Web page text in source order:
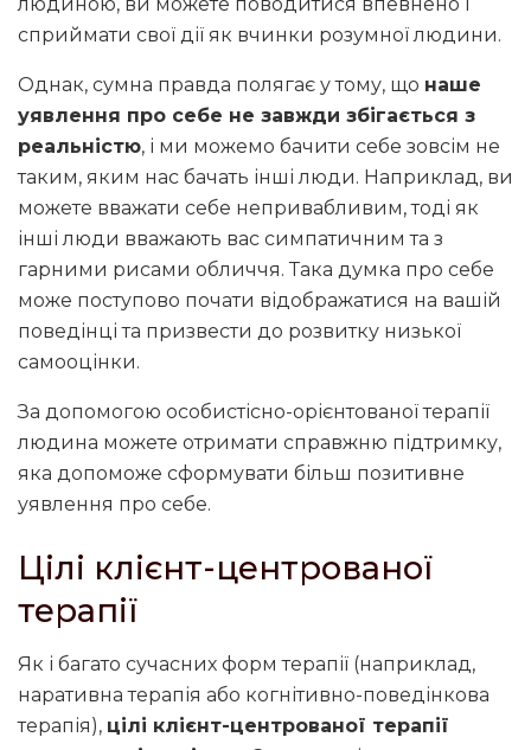
людиною, ви можете поводитися впевнено і
сприймати свої дії як вчинки розумної людини.
Однак, сумна правда полягає у тому, що наше
уявлення про себе не завжди збігається з
реальністю, і ми можемо бачити себе зовсім не
таким, яким нас бачать інші люди. Наприклад, ви
можете вважати себе непривабливим, тоді як
інші люди вважають вас симпатичним та з
гарними рисами обличчя. Така думка про себе
може поступово почати відображатися на вашій
поведінці та призвести до розвитку низької
самооцінки.
За допомогою особистісно-орієнтованої терапії
людина можете отримати справжню підтримку,
яка допоможе сформувати більш позитивне
уявлення про себе.
Цілі клієнт-центрованої
терапії
Як і багато сучасних форм терапії (наприклад,
наративна терапія або когнітивно-поведінкова
терапія), цілі клієнт-центрованої терапії